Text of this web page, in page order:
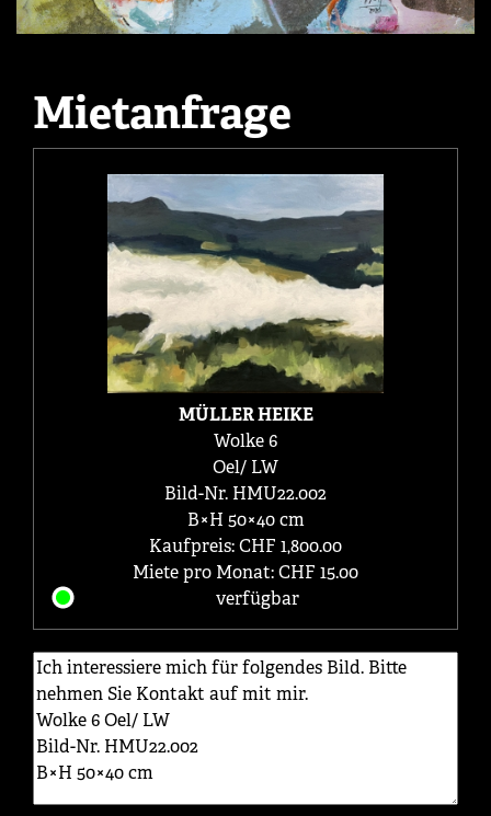
Mietanfrage
MÜLLER HEIKE
Wolke 6
Oel/ LW
Bild-Nr. HMU22.002
B×H 50×40 cm
Kaufpreis: CHF 1,800.00
Miete pro Monat: CHF 15.00
verfügbar